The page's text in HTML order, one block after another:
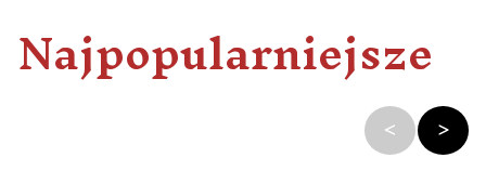
Najpopularniejsze